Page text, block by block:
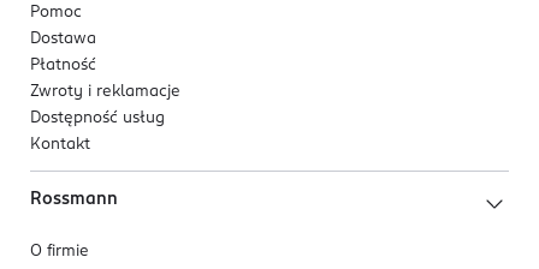
Pomoc
Dostawa
Płatność
Zwroty i reklamacje
Dostępność usług
Kontakt
Rossmann
O firmie